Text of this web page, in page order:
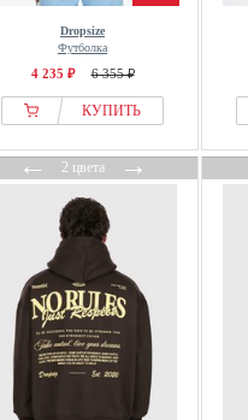
Dropsize
Футболка
4 235 ₽ 6 355 ₽
КУПИТЬ
←2 цвета→